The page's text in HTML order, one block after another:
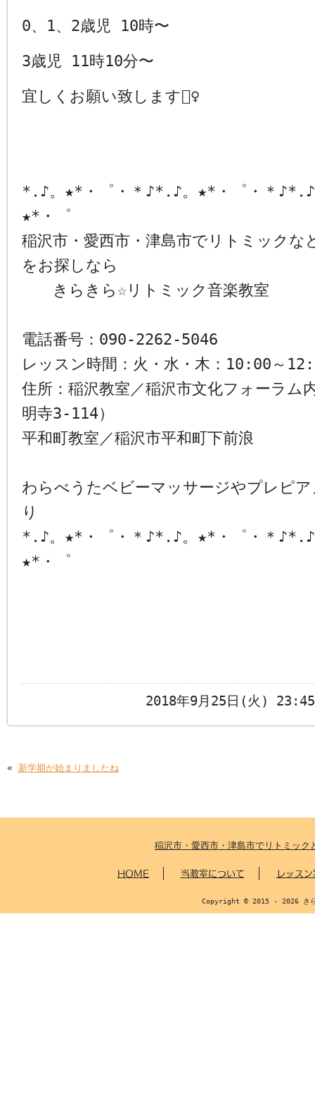
0、1、2歳児 10時〜
3歳児 11時10分〜
宜しくお願い致します🙇‍♀️
*.♪。★*・゜・＊♪*.♪。★*・゜・＊
★*・゜
稲沢市・愛西市・津島市でリトミックな
をお探しなら
きらきら☆リトミック音楽教室
電話番号：090-2262-5046
レッスン時間：火・水・木：10:00～
住所：稲沢教室／稲沢市文化フォーラム
明寺3-114）
平和町教室／稲沢市平和町下前浪
わらべうたベビーマッサージやプレピ
り
*.♪。★*・゜・＊♪*.♪。★*・゜・＊
★*・゜
2018年9月25日(火)
« 新学期が始まりましたね
稲沢市・愛西市・津島市でリトミッ
HOME 当教室について レッス
Copyright © 2015 - 2026 き